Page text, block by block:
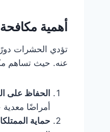
أهمية
تؤدي الحشرات
عنه. حيث تساهم
الحفاظ على
أمراضًا
حماية